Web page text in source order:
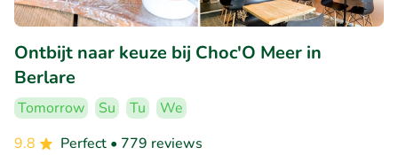
Ontbijt naar keuze bij Choc'O Meer in
Berlare
Tomorrow Su Tu
We
9.8
Perfect • 779 reviews